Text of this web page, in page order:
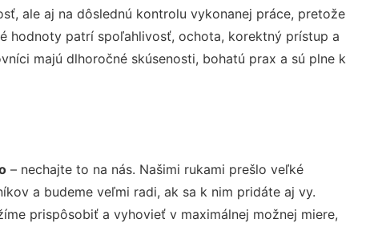
ale aj na dôslednú kontrolu vykonanej práce, pretože
hodnoty patrí spoľahlivosť, ochota, korektný prístup a
majú dlhoročné skúsenosti, bohatú prax a sú plne k
– nechajte to na nás. Našimi rukami prešlo veľké
a budeme veľmi radi, ak sa k nim pridáte aj vy.
prispôsobiť a vyhovieť v maximálnej možnej miere,